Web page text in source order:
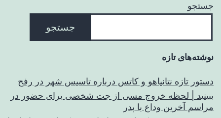
جستجو
جستجو
نوشته‌های تازه
دستور تازه نتانیاهو و کاتس درباره تاسیس شهر در رفح
ببینید | لحظه خروج مسی از جت شخصی برای حضور در
مراسم آخرین وداع با پدر